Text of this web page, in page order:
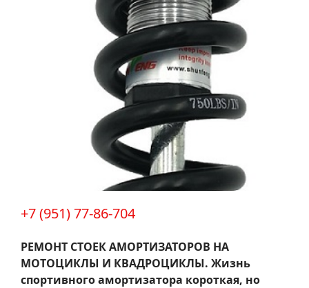
+7 (951) 77-86-704
РЕМОНТ СТОЕК АМОРТИЗАТОРОВ НА
МОТОЦИКЛЫ И КВАДРОЦИКЛЫ. Жизнь
спортивного амортизатора короткая, но